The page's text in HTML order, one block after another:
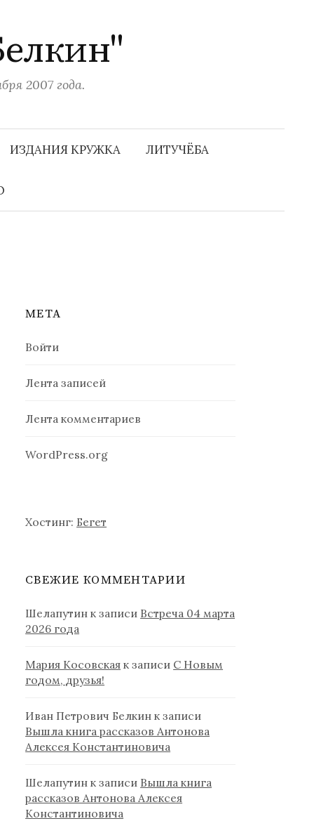
2007 года.
ИЗДАНИЯ КРУЖКА ЛИТУЧЁБА
МЕТА
Войти
Лента записей
Лента комментариев
WordPress.org
Хостинг: Бегет
СВЕЖИЕ КОММЕНТАРИИ
Шелапутин к записи Встреча 04 марта
2026 года
Мария Косовская к записи С Новым
годом, друзья!
Иван Петрович Белкин к записи
Вышла книга рассказов Антонова
Алексея Константиновича
Шелапутин к записи Вышла книга
рассказов Антонова Алексея
Константиновича